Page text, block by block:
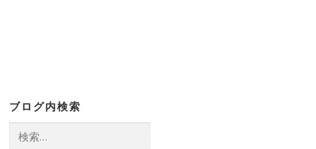
ブログ内検索
索: